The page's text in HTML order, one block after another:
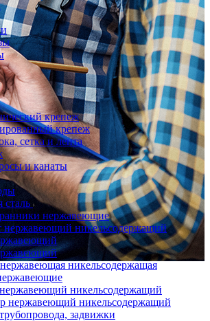
крепеж
крепеж
сетка и лента
и канаты
нержавеющие
нержавеющий никельсодержащий
никельсодержащая
никельсодержащий
нержавеющий никельсодержащий
задвижки